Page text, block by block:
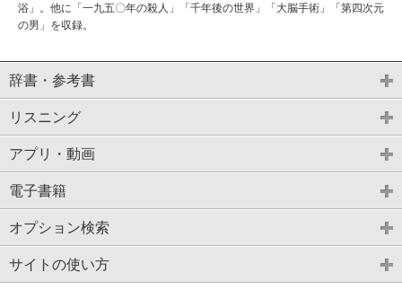
浴」。他に「一九五〇年の殺人」「千年後の世界」「大脳手術」「第四次元
の男」を収録。
辞書・参考書
リスニング
アプリ・動画
電子書籍
オプション検索
サイトの使い方